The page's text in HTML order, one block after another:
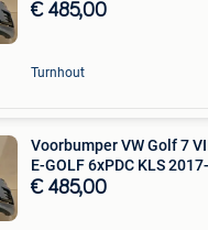
€ 485,00
Turnhout
Voorbumper VW Golf 7
E-GOLF 6xPDC KLS 2017-
€ 485,00